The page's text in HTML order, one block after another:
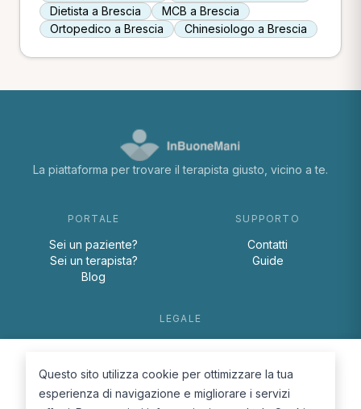
Dietista a Brescia
MCB a Brescia
Ortopedico a Brescia
Chinesiologo a Brescia
La piattaforma per trovare il terapista giusto, vicino a te.
PORTALE
Sei un paziente?
Sei un terapista?
Blog
SUPPORTO
Contatti
Guide
LEGALE
Cookie Policy
Questo sito utilizza cookie per ottimizzare la tua
esperienza di navigazione e migliorare i servizi